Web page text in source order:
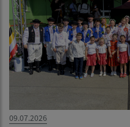
09.07.2026